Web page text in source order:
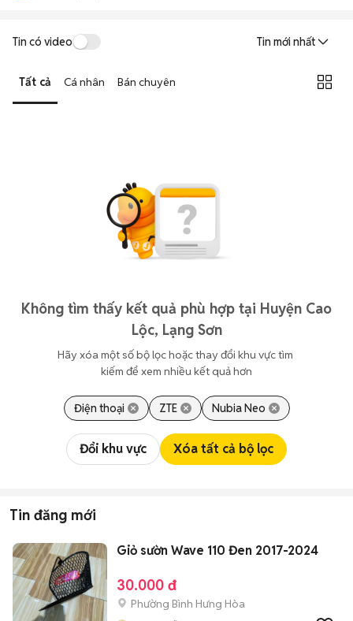
Tin có video Tin mới nhất
Tất cả Cá nhân Bán chuyên
Không tìm thấy kết quả phù hợp tại Huyện Cao
Lộc, Lạng Sơn
Hãy xóa một số bộ lọc hoặc thay đổi khu vực tìm
kiếm để xem nhiều kết quả hơn
Điện thoại ZTE Nubia Neo
Đổi khu vực Xóa tất cả bộ lọc
Tin đăng mới
Giỏ sườn Wave 110 Đen 2017-2024
30.000 đ
Phường Bình Hưng Hòa